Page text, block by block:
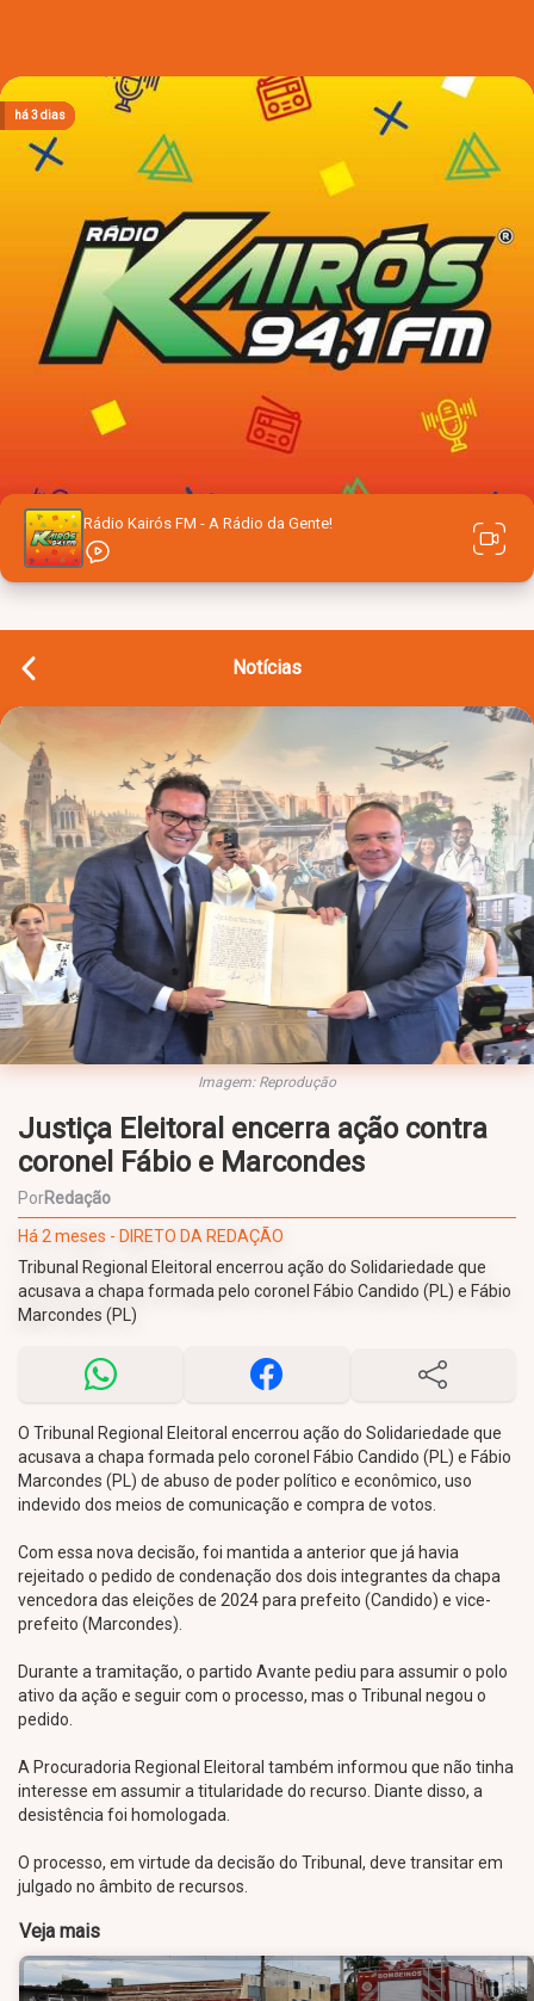
Rádio Kairós FM - A Rádio da Gente!
Notícias
Imagem: Reprodução
Justiça Eleitoral encerra ação contra
coronel Fábio e Marcondes
PorRedação
Há 2 meses - DIRETO DA REDAÇÃO
Tribunal Regional Eleitoral encerrou ação do Solidariedade que
acusava a chapa formada pelo coronel Fábio Candido (PL) e Fábio
Marcondes (PL)
O Tribunal Regional Eleitoral encerrou ação do Solidariedade que
acusava a chapa formada pelo coronel Fábio Candido (PL) e Fábio
Marcondes (PL) de abuso de poder político e econômico, uso
indevido dos meios de comunicação e compra de votos.
Com essa nova decisão, foi mantida a anterior que já havia
rejeitado o pedido de condenação dos dois integrantes da chapa
vencedora das eleições de 2024 para prefeito (Candido) e vice-
prefeito (Marcondes).
Durante a tramitação, o partido Avante pediu para assumir o polo
ativo da ação e seguir com o processo, mas o Tribunal negou o
pedido.
A Procuradoria Regional Eleitoral também informou que não tinha
interesse em assumir a titularidade do recurso. Diante disso, a
desistência foi homologada.
O processo, em virtude da decisão do Tribunal, deve transitar em
julgado no âmbito de recursos.
Veja mais
há 3 dias
há 3 dias
há 3 dias
há 3 dias
há 3 dias